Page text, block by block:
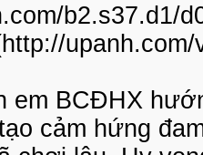
b2.s37.d1/
em BCĐHX
cảm hứng